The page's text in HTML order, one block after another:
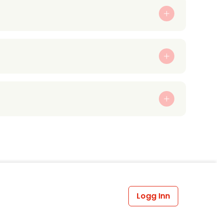
Logg Inn